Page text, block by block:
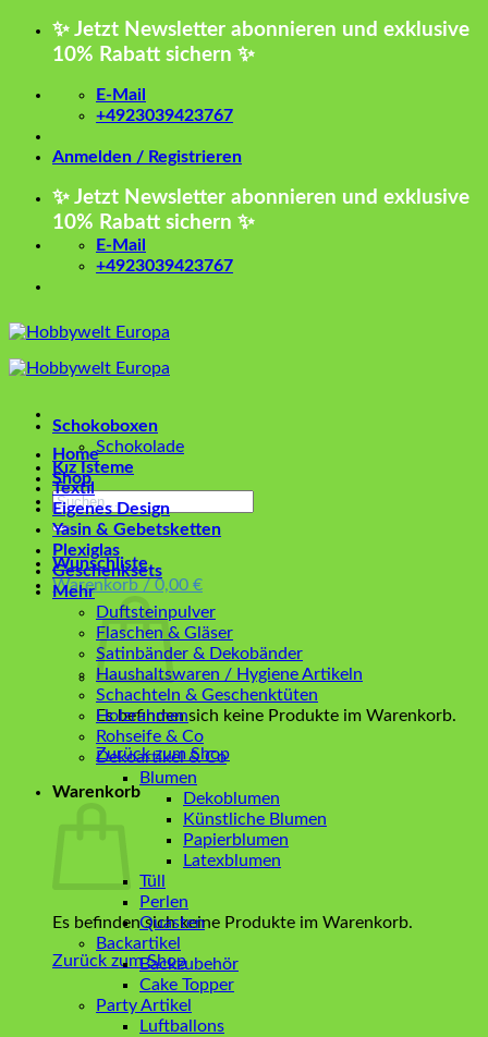
Zum
✨ Jetzt Newsletter abonnieren und exklusive
10% Rabatt sichern ✨
E-Mail
+4923039423767
Anmelden / Registrieren
✨ Jetzt Newsletter abonnieren und exklusive
10% Rabatt sichern ✨
E-Mail
+4923039423767
Home
Shop
Suchen
nach:
Wunschliste
Warenkorb / 0,00 €
Es befinden sich keine Produkte im Warenkorb.
Zurück zum Shop
Warenkorb
Es befinden sich keine Produkte im Warenkorb.
Zurück zum Shop
Schokoboxen
Schokolade
Kız İsteme
Textil
Eigenes Design
Yasin & Gebetsketten
Plexiglas
Geschenksets
Mehr
Duftsteinpulver
Flaschen & Gläser
Satinbänder & Dekobänder
Haushaltswaren / Hygiene Artikeln
Schachteln & Geschenktüten
Holzrahmen
Rohseife & Co
Dekoartikel & Co
Blumen
Dekoblumen
Künstliche Blumen
Papierblumen
Latexblumen
Tüll
Perlen
Quasten
Backartikel
Backzubehör
Cake Topper
Party Artikel
Luftballons